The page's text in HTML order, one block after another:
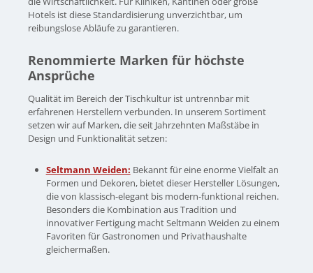
Hotels ist diese Standardisierung unverzichtbar, um
reibungslose Abläufe zu garantieren.
Renommierte Marken für höchste
Ansprüche
Qualität im Bereich der Tischkultur ist untrennbar mit
erfahrenen Herstellern verbunden. In unserem Sortiment
setzen wir auf Marken, die seit Jahrzehnten Maßstäbe in
Design und Funktionalität setzen:
Seltmann Weiden: Bekannt für eine enorme Vielfalt an
Formen und Dekoren, bietet dieser Hersteller Lösungen,
die von klassisch-elegant bis modern-funktional reichen.
Besonders die Kombination aus Tradition und
innovativer Fertigung macht Seltmann Weiden zu einem
Favoriten für Gastronomen und Privathaushalte
gleichermaßen.